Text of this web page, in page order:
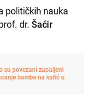
političkih nauka
dr. Šaćir
su povezani zapaljeni
bombe na kafić u